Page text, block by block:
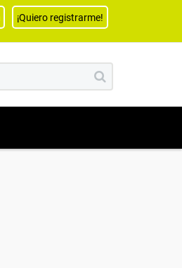
¡Quiero registrarme!